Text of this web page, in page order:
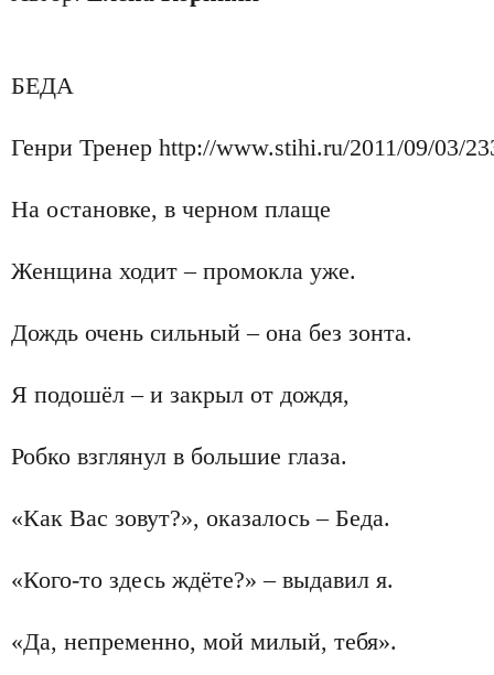
БЕДА
Генри Тренер http://www.stihi.ru/2011/09/03/
На остановке, в черном плаще
Женщина ходит – промокла уже.
Дождь очень сильный – она без зонта.
Я подошёл – и закрыл от дождя,
Робко взглянул в большие глаза.
«Как Вас зовут?», оказалось – Беда.
«Кого-то здесь ждёте?» – выдавил я.
«Да, непременно, мой милый, тебя».